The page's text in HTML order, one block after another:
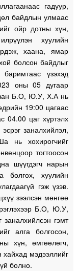
гадуур,
байдлын улмаас
ойр дотны хүн,
хуулийн
хаана, ямар
болсон байдлыг
үзэхэд
оны 05 дугаар
Б.О, Ю.У, Х.А нь
19:00 цагаас
04.00 цаг хүртэлх
заналхийлэл,
нь хохирогчийг
тогтоосон
шүүгдэгч нарын
болгох, хуулийн
гэж үзэв.
зээлсэн мөнгөө
Б.О, Ю.У,
гэмт
алга болгосон,
хүн, өмгөөлөгч,
хайхад мэдээллийг
болно.